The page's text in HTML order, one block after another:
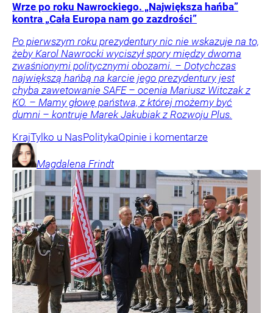
Wrze po roku Nawrockiego. „Największa hańba”
kontra „Cała Europa nam go zazdrości”
Po pierwszym roku prezydentury nic nie wskazuje na to,
żeby Karol Nawrocki wyciszył spory między dwoma
zwaśnionymi politycznymi obozami. – Dotychczas
największą hańbą na karcie jego prezydentury jest
chyba zawetowanie SAFE – ocenia Mariusz Witczak z
KO. – Mamy głowę państwa, z której możemy być
dumni – kontruje Marek Jakubiak z Rozwoju Plus.
KrajTylko u NasPolitykaOpinie i komentarze
Magdalena Frindt